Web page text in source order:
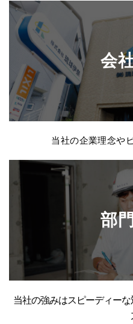
会
当社の企業理念や
部
当社の強みはスピーディー